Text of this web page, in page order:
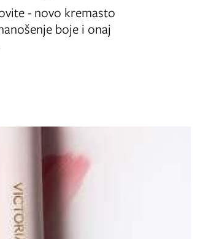
- novo kremasto
boje i onaj